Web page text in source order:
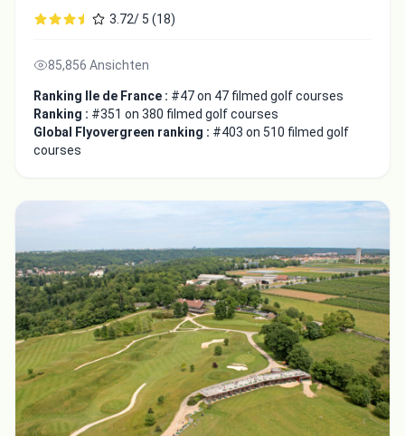
3.72/ 5 (18)
85,856 Ansichten
Ranking Ile de France : #47 on 47 filmed golf courses
Ranking : #351 on 380 filmed golf courses
Global Flyovergreen ranking : #403 on 510 filmed golf
courses